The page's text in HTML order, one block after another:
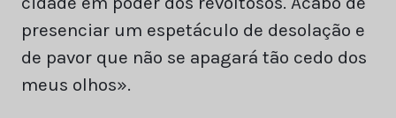
presenciar um espetáculo de desolação e
de pavor que não se apagará tão cedo dos
meus olhos».